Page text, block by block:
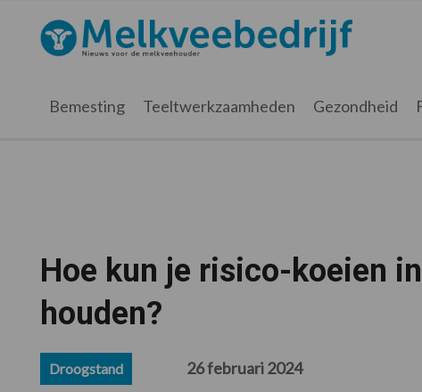
hoofdnavigatie
hoofd
eerste
voettekst
Melkveebedrijf.nl
Bemesting Teeltwerkzaamheden Gezondheid
Hoe kun je risico-koeien
houden?
Droogstand 26 februari 2024